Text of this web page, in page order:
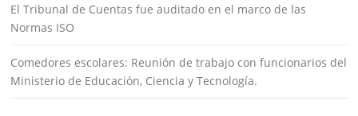
El Tribunal de Cuentas fue auditado en el marco de las
Normas ISO
Comedores escolares: Reunión de trabajo con funcionarios del
Ministerio de Educación, Ciencia y Tecnología.